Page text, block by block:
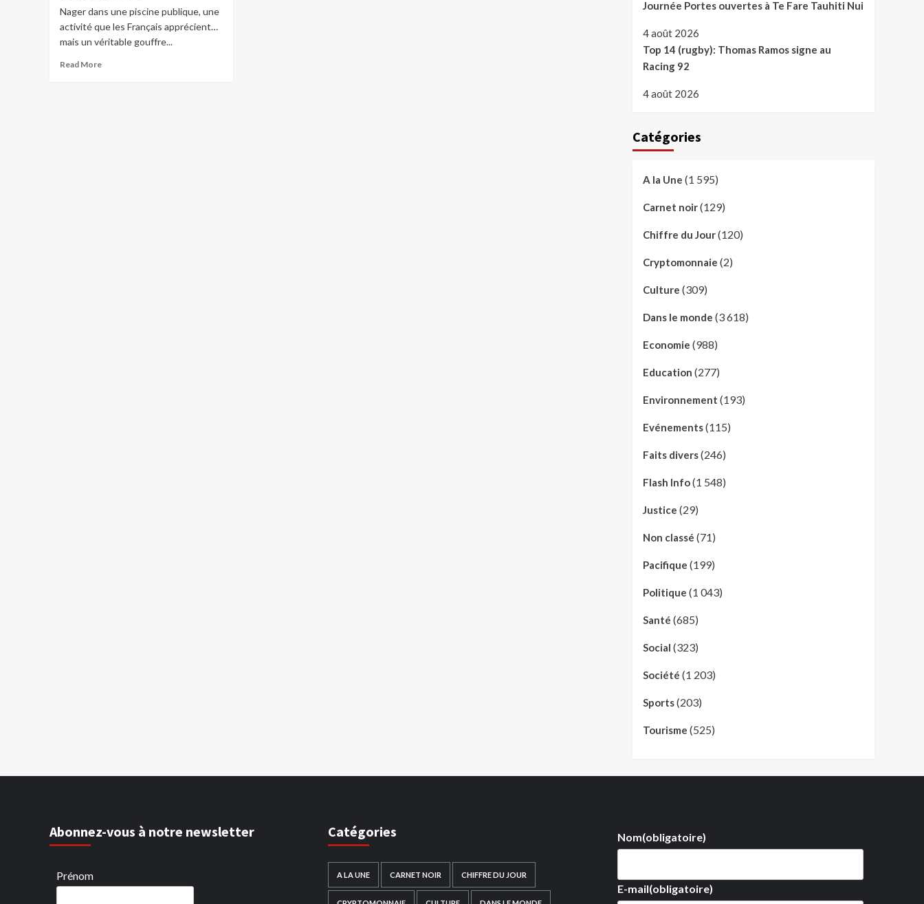
Nager dans une piscine publique, une
activité que les Français apprécient…
mais un véritable gouffre...
Read More
Journée Portes ouvertes à Te Fare Tauhiti Nui
4 août 2026
Top 14 (rugby): Thomas Ramos signe au
Racing 92
4 août 2026
Catégories
A la Une (1 595)
Carnet noir(129)
Chiffre du Jour(120)
Cryptomonnaie (2)
Culture (309)
Dans le monde (3 618)
Economie (988)
Education (277)
Environnement (193)
Evénements(115)
Faits divers(246)
Flash Info(1 548)
Justice (29)
Non classé (71)
Pacifique (199)
Politique (1 043)
Santé (685)
Social (323)
Société (1 203)
Sports(203)
Tourisme (525)
Abonnez-vous à notre newsletter
Prénom
Catégories
A LA UNE CARNET NOIR CHIFFRE DU JOUR
Nom(obligatoire)
E-mail(obligatoire)